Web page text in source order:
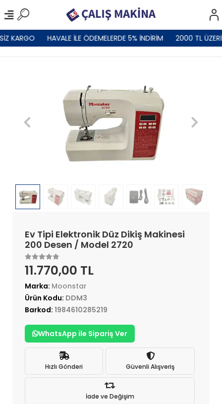
KARGO HAVALE İLE ÖDEMELERDE 5% İNDİRİM 2000 TL ÜZERİ
Ev Tipi Elektronik Düz Dikiş Makinesi
200 Desen / Model 2720
11.770,00 TL
Marka: Moonstar
Ürün Kodu: DDM3
Barkod: 1984610285219
WhatsApp ile Sipariş Ver
Hızlı Gönderi Güvenli Alışveriş
İade ve Değişim